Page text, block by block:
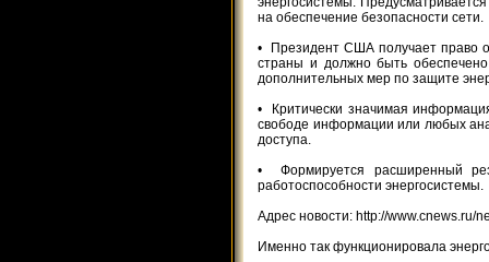
на обеспечение безопасности сети.
• Президент США получает право
страны и должно быть
дополнительных мер по защите
• Критически значимая
свободе информации или любых
доступа.
• Формируется расширенный
работоспособности энергосистемы.
Адрес новости: http://www.cnews.ru/
Именно так функционировала